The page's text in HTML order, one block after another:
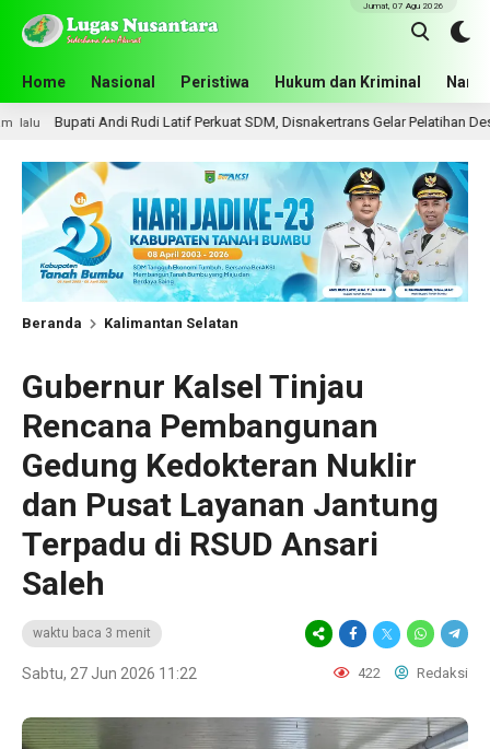
Home Nasional Peristiwa Hukum dan Kriminal
Jumat, 07 Agu 2026
Latif Perkuat SDM, Disnakertrans Gelar Pelatihan Desain Grafis dan
Beranda Kalimantan Selatan
Gubernur Kalsel Tinjau
Rencana Pembangunan
Gedung Kedokteran Nuklir
dan Pusat Layanan Jantung
Terpadu di RSUD Ansari
Saleh
waktu baca 3 menit
Sabtu, 27 Jun 2026 11:22 422 Redaksi